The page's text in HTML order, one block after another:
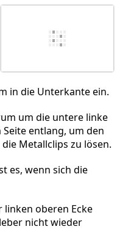
in die Unterkante ein.
um die untere linke
entlang, um den
Metallclips zu lösen.
es, wenn sich die
linken oberen Ecke
nicht wieder